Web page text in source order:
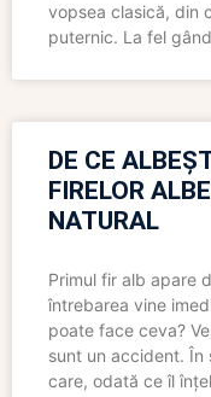
vopsea clasică, din
puternic. La fel
DE CE
FIRELOR
NATURAL
Primul fir alb apare
întrebarea vine
poate face ceva?
sunt un accident. În
care, odată ce îl